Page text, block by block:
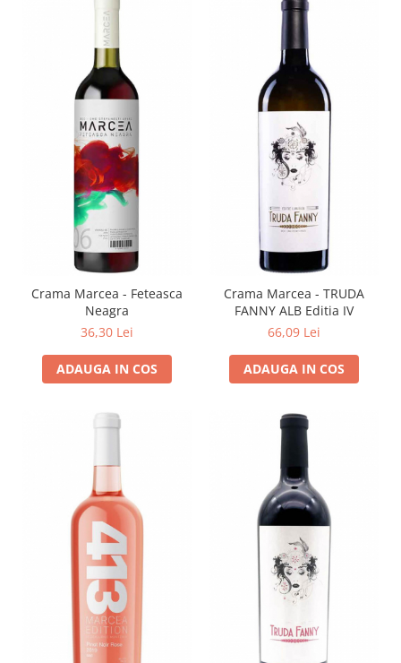
Crama Marcea - Feteasca
Neagra
36,30 Lei
ADAUGA IN COS
Crama Marcea - TRUDA
FANNY ALB Editia IV
66,09 Lei
ADAUGA IN COS